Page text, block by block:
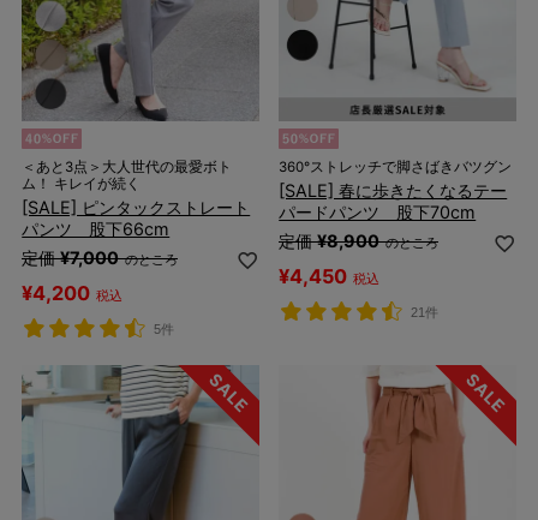
＜あと3点＞大人世代の最愛ボト
ム！ キレイが続く
[SALE] ピンタックストレート
パンツ 股下66cm
定価 ¥7,000 のところ
¥4,200 税込
5件
360°ストレッチで脚さばきバツグン
[SALE] 春に歩きたくなるテー
パードパンツ 股下70cm
定価 ¥8,900 のところ
¥4,450 税込
21件